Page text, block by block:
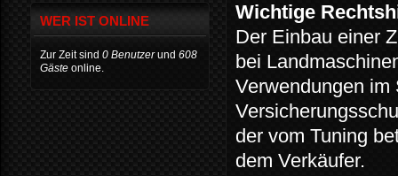
Wichtige
Der Einbau einer
bei
Verwendungen im
der vom Tuning
dem Verkäufer.
WER IST ONLINE
Zur Zeit sind 0 Benutzerund 608
Gäste online.